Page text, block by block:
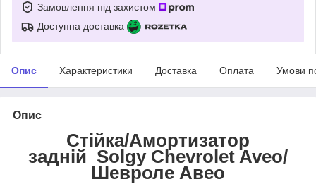
Замовлення під захистом
Доступна доставка
Опис Характеристики Доставка Оплата Умови
Опис
Стійка/Амортизатор
задній Solgy Chevrolet Aveo/
Шевроле Авео